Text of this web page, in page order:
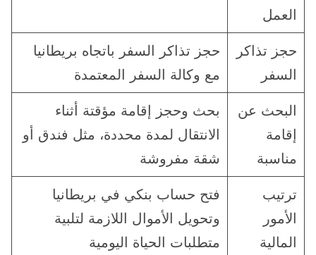
العمل
حجز تذاكر
السفر
حجز تذاكر السفر باتجاه بريطانيا
مع وكالة السفر المعتمدة
البحث عن
إقامة
مناسبة
بحث وحجز إقامة مؤقتة أثناء
الانتقال لمدة محددة، مثل فندق أو
شقة مفروشة
ترتيب
الأمور
المالية
فتح حساب بنكي في بريطانيا
وتحويل الأموال اللازمة لتلبية
متطلبات الحياة اليومية